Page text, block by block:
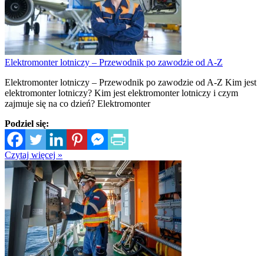
Elektromonter lotniczy – Przewodnik po zawodzie od A-Z
Elektromonter lotniczy – Przewodnik po zawodzie od A-Z Kim jest
elektromonter lotniczy? Kim jest elektromonter lotniczy i czym
zajmuje się na co dzień? Elektromonter
Podziel się:
Czytaj więcej »